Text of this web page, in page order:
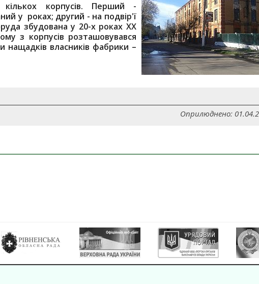
кількох корпусів. Перший -
у роках; другий - на подвір'ї
збудована у 20-х роках XX
з корпусів розташовувався
нащадків власників фабрики –
Оприлюднено: